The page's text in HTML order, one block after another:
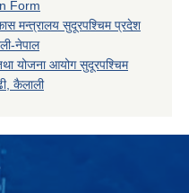
Form
मन्त्रालय सुदूरपश्चिम प्रदेश
नेपाल
योजना आयोग सुदूरपश्चिम
कैलाली